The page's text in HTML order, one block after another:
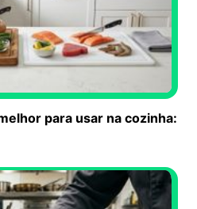
para usar na cozinha: